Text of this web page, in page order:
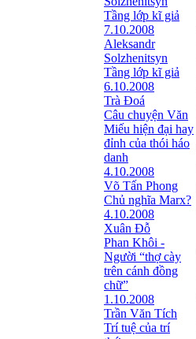
Tầng lớp kĩ giả
7.10.2008
Aleksandr
Solzhenitsyn
Tầng lớp kĩ giả
6.10.2008
Trà Đoá
Câu chuyện Văn
Miếu hiện đại hay
đỉnh của thói háo
danh
4.10.2008
Võ Tấn Phong
Chủ nghĩa Marx?
4.10.2008
Xuân Đỗ
Phan Khôi -
Người “thợ cày
trên cánh đồng
chữ”
1.10.2008
Trần Văn Tích
Trí tuệ của trí